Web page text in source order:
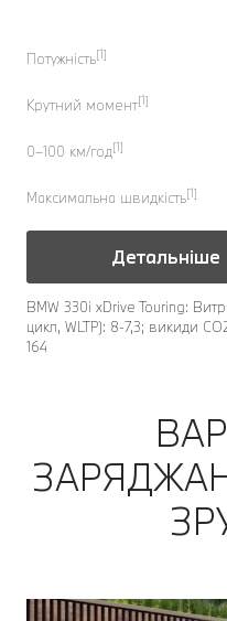
Потужність[1]
Крутний момент[1]
0–100 км/год[1]
Максимальна швидкість[1]
Детальніше
BMW 330i xDrive Touring:
цикл, WLTP): 8-7,3; викиди
164